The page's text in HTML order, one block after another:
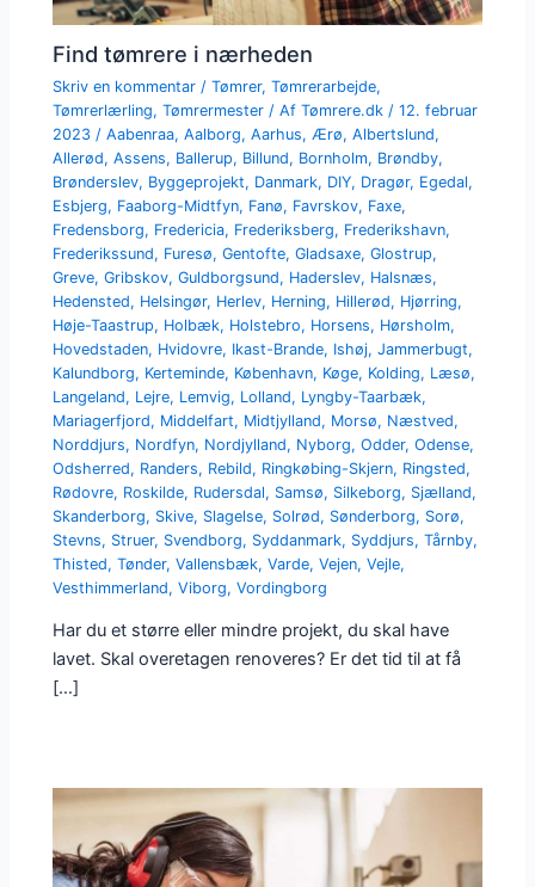
Find tømrere i nærheden
Skriv en kommentar /Tømrer,Tømrerarbejde,
Tømrerlærling,Tømrermester / AfTømrere.dk /12. februar
2023 /Aabenraa,Aalborg,Aarhus, Ærø,Albertslund,
Allerød,Assens, Ballerup, Billund, Bornholm, Brøndby,
Brønderslev, Byggeprojekt, Danmark, DIY, Dragør, Egedal,
Esbjerg, Faaborg-Midtfyn, Fanø, Favrskov, Faxe,
Fredensborg, Fredericia, Frederiksberg, Frederikshavn,
Frederikssund, Furesø,Gentofte,Gladsaxe,Glostrup,
Greve,Gribskov,Guldborgsund, Haderslev, Halsnæs,
Hedensted, Helsingør, Herlev, Herning, Hillerød, Hjørring,
Høje-Taastrup, Holbæk, Holstebro, Horsens, Hørsholm,
Hovedstaden, Hvidovre, Ikast-Brande, Ishøj,Jammerbugt,
Kalundborg, Kerteminde, København, Køge, Kolding, Læsø,
Langeland, Lejre, Lemvig, Lolland, Lyngby-Taarbæk,
Mariagerfjord, Middelfart, Midtjylland, Morsø, Næstved,
Norddjurs, Nordfyn, Nordjylland, Nyborg,Odder,Odense,
Odsherred, Randers, Rebild, Ringkøbing-Skjern, Ringsted,
Rødovre, Roskilde, Rudersdal, Samsø, Silkeborg, Sjælland,
Skanderborg, Skive, Slagelse, Solrød, Sønderborg, Sorø,
Stevns, Struer, Svendborg, Syddanmark, Syddjurs,Tårnby,
Thisted,Tønder,Vallensbæk,Varde,Vejen,Vejle,
Vesthimmerland,Viborg,Vordingborg
Har du et større eller mindre projekt, du skal have
lavet. Skal overetagen renoveres? Er det tid til at få
[…]